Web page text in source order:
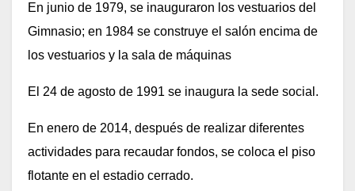
En junio de 1979, se inauguraron los vestuarios del
Gimnasio; en 1984 se construye el salón encima de
los vestuarios y la sala de máquinas
El 24 de agosto de 1991 se inaugura la sede social.
En enero de 2014, después de realizar diferentes
actividades para recaudar fondos, se coloca el piso
flotante en el estadio cerrado.